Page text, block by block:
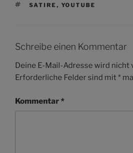
SCHLAGWÖRTER
SATIRE , YOUTUBE
Schreibe einen Kommentar
Deine E-Mail-Adresse wird
Erforderliche Felder sind mit*
Kommentar*